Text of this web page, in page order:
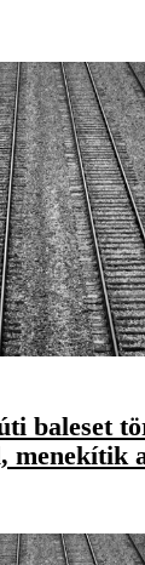
baleset
menekítik